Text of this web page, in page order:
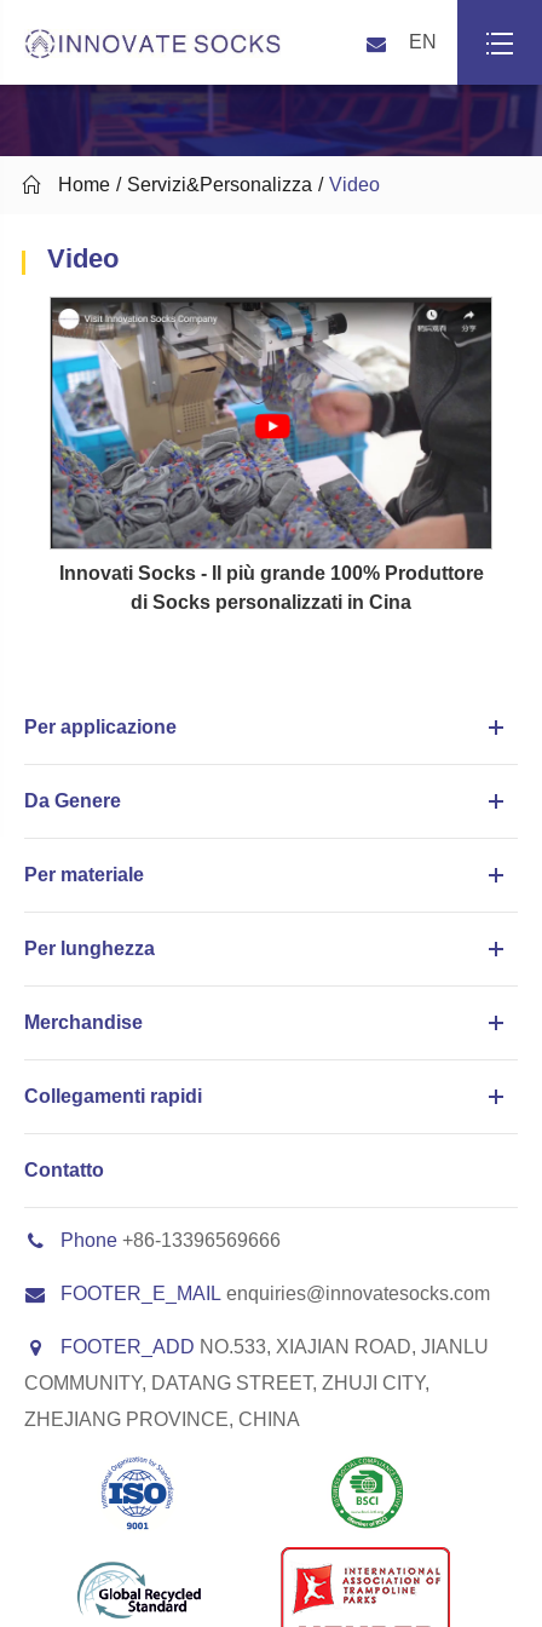
EN
 Home Servizi&Personalizza Video
Video
Innovati Socks - Il più grande 100% Produttore
di Socks personalizzati in Cina
Per applicazione
Da Genere
Per materiale
Per lunghezza
Merchandise
Collegamenti rapidi
Contatto
Phone +86-13396569666
FOOTER_E_MAIL enquiries@innovatesocks.com
FOOTER_ADD NO.533, XIAJIAN ROAD, JIANLU
COMMUNITY, DATANG STREET, ZHUJI CITY,
ZHEJIANG PROVINCE, CHINA